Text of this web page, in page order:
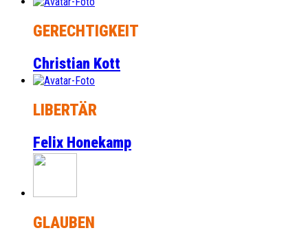
GERECHTIGKEIT
Christian Kott
LIBERTÄR
Felix Honekamp
GLAUBEN